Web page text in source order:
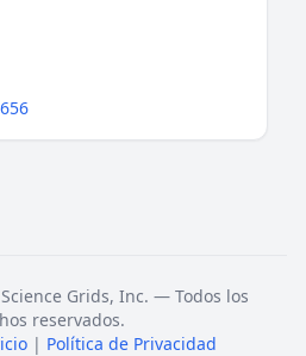
Grids, Inc. — Todos los
reservados.
| Política de Privacidad